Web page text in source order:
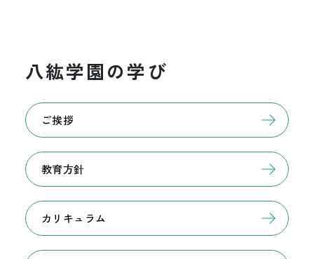
八紘学園の学び
ご挨拶
教育方針
カリキュラム